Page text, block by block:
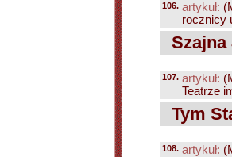
106. artykuł:
rocznicy
Szajna
107. artykuł:
Teatrze
Tym
108. artykuł: